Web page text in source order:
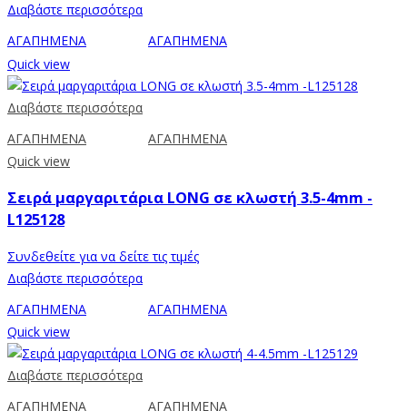
Διαβάστε περισσότερα
ΑΓΑΠΗΜΕΝΑ
ΑΓΑΠΗΜΕΝΑ
Quick view
Διαβάστε περισσότερα
ΑΓΑΠΗΜΕΝΑ
ΑΓΑΠΗΜΕΝΑ
Quick view
Σειρά μαργαριτάρια LONG σε κλωστή 3.5-4mm -
L125128
Συνδεθείτε για να δείτε τις τιμές
Διαβάστε περισσότερα
ΑΓΑΠΗΜΕΝΑ
ΑΓΑΠΗΜΕΝΑ
Quick view
Διαβάστε περισσότερα
ΑΓΑΠΗΜΕΝΑ
ΑΓΑΠΗΜΕΝΑ